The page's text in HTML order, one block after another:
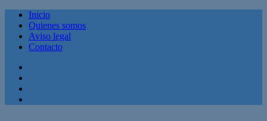
Inicio
Quienes somos
Aviso legal
Contacto